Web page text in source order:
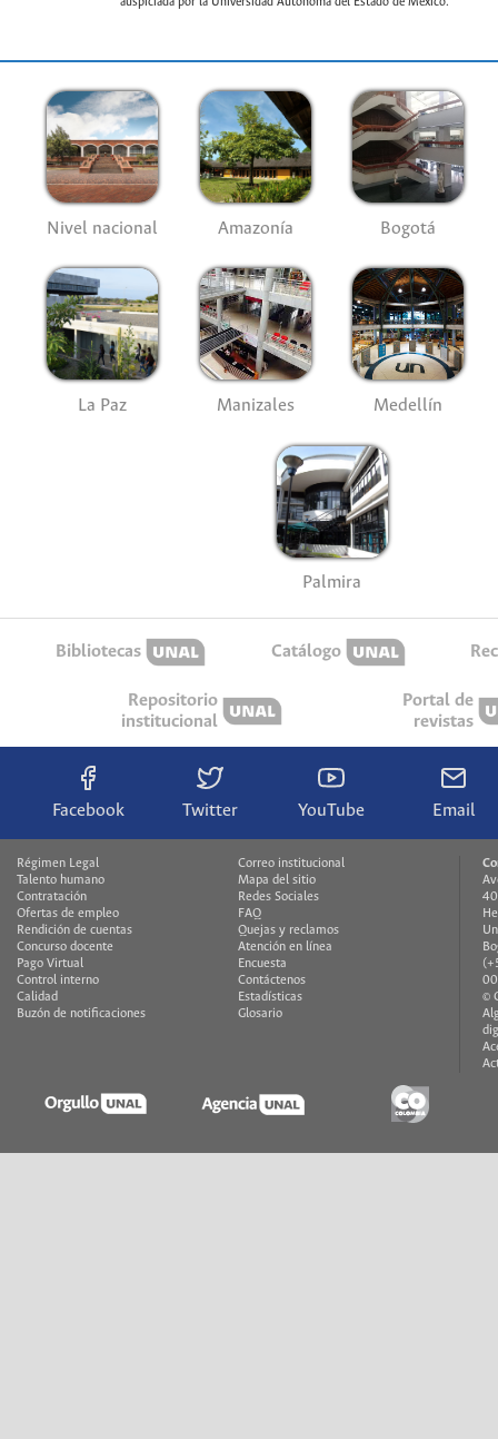
Nivel nacional Amazonía Bogotá
La Paz Manizales Medellín
Palmira
Bibliotecas Catálogo
Repositorio
institucional
Portal de
revistas
Facebook Twitter YouTube Email
Régimen Legal
Talento humano
Contratación
Ofertas de empleo
Rendición de cuentas
Concurso docente
Pago Virtual
Control interno
Calidad
Buzón de notificaciones
Correo institucional
Mapa del sitio
Redes Sociales
FAQ
Quejas y reclamos
Atención en línea
Encuesta
Contáctenos
Estadísticas
Glosario
©